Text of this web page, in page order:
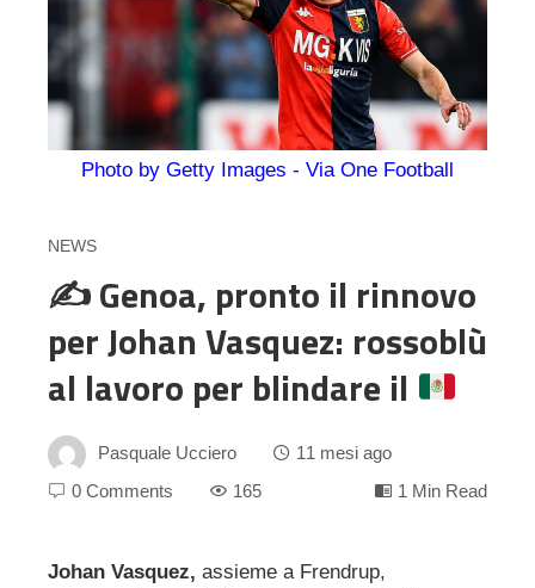
Photo by Getty Images - Via One Football
NEWS
✍Genoa, pronto il rinnovo
per Johan Vasquez: rossoblù
al lavoro per blindare il
Pasquale Ucciero
11 mesi ago
0 Comments
165 1 Min Read
Johan Vasquez, assieme a Frendrup,